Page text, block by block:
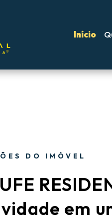
Início
DO IMÓVEL
em